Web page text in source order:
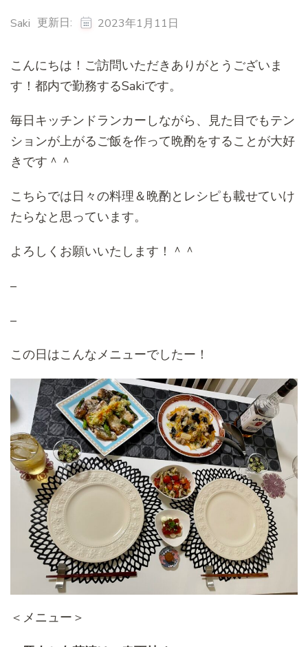
Saki 更新日: 2023年1月11日
こんにちは！ご訪問いただきありがとうございま
す！都内で勤務するSakiです。
毎日キッチンドランカーしながら、見た目でもテン
ションが上がるご飯を作って晩酌をすることが大好
きです＾＾
こちらでは日々の料理＆晩酌とレシピも載せていけ
たらなと思っています。
よろしくお願いいたします！＾＾
–
–
この日はこんなメニューでしたー！
＜メニュー＞